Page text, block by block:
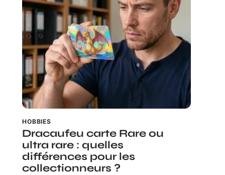
HOBBIES
Dracaufeu carte Rare ou
ultra rare : quelles
différences pour les
collectionneurs ?